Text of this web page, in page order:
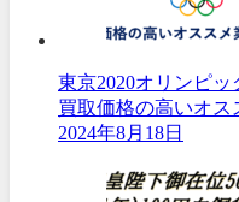
東京2020オリンピ
買取価格の高いオス
2024年8月18日